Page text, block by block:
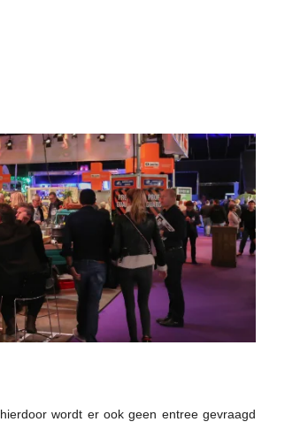
wordt er ook geen entree gevraagd